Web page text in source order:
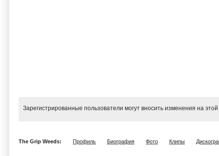
Зарегистрированные пользователи могут вносить изменения на
The Grip Weeds: Профиль Биография Фото Клипы